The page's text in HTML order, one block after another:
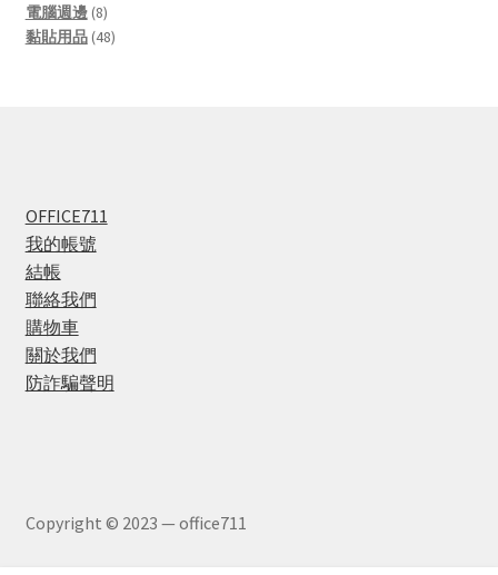
電腦週邊 88
products
黏貼用品 4848
OFFICE711
我的帳號
結帳
聯絡我們
購物車
關於我們
防詐騙聲明
Copyright © 2023 — office711